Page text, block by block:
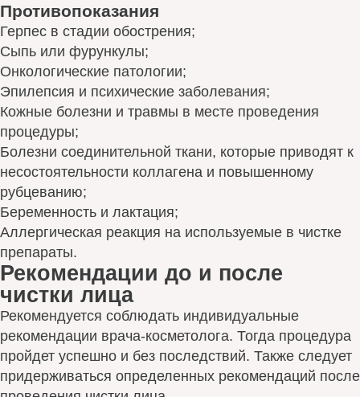
Противопоказания
Герпес в стадии обострения;
Сыпь или фурункулы;
Онкологические патологии;
Эпилепсия и психические заболевания;
Кожные болезни и травмы в месте проведения
процедуры;
Болезни соединительной ткани, которые приводят к
несостоятельности коллагена и повышенному
рубцеванию;
Беременность и лактация;
Аллергическая реакция на используемые в чистке
препараты.
Рекомендации до и после
чистки лица
Рекомендуется соблюдать индивидуальные
рекомендации врача-косметолога. Тогда процедура
пройдет успешно и без последствий. Также следует
придерживаться определенных рекомендаций после